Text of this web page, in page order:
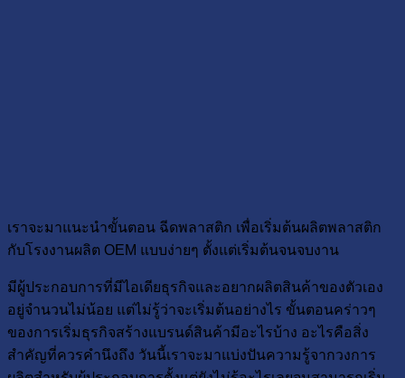
เราจะมาแนะนำขั้นตอน ฉีดพลาสติก เพื่อเริ่มต้นผลิตพลาสติก
กับโรงงานผลิต OEM แบบง่ายๆ ตั้งแต่เริ่มต้นจนจบงาน
มีผู้ประกอบการที่มีไอเดียธุรกิจและอยากผลิตสินค้าของตัวเอง
อยู่จำนวนไม่น้อย แต่ไม่รู้ว่าจะเริ่มต้นอย่างไร ขั้นตอนคร่าวๆ
ของการเริ่มธุรกิจสร้างแบรนด์สินค้ามีอะไรบ้าง อะไรคือสิ่ง
สำคัญที่ควรคำนึงถึง วันนี้เราจะมาแบ่งปันความรู้จากวงการ